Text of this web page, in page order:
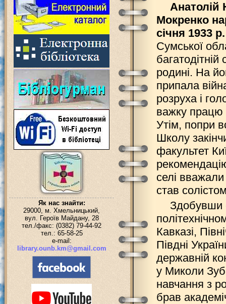
Як нас знайти:
29000, м. Хмельницький,
вул. Героїв Майдану, 28
тел./факс: (0382) 79-44-92
тел.: 65-58-25
e-mail:
library.ounb.km@gmail.com
Анатолій
Мокренко
січня 1933 р.
Сумської
багатодітній
родині. На
припала
розруха і
важку працю
Утім, попри
Школу
факультет
селі
став
Здобувши
Кавказі,
Півдні
державній
у Миколи
навчання з
брав